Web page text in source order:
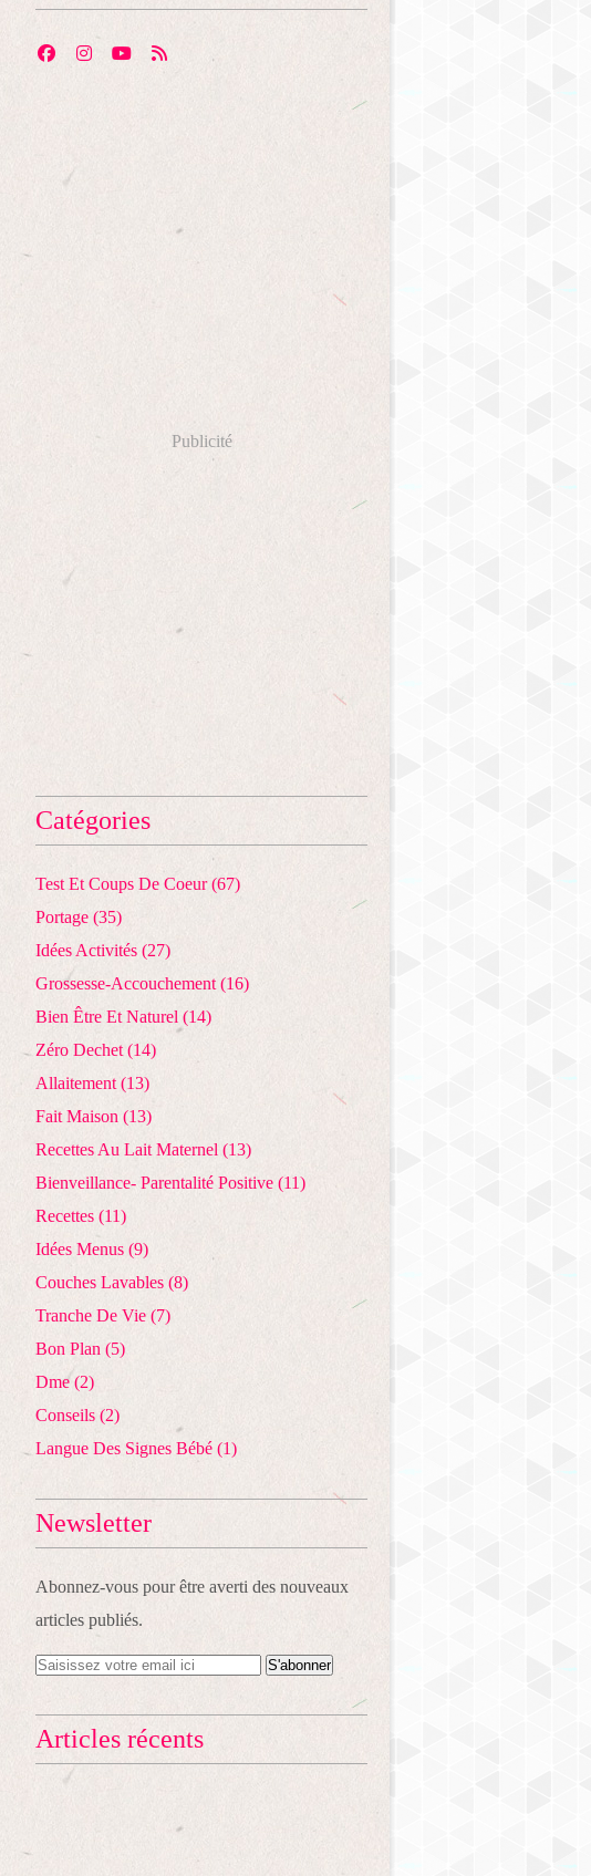
Publicité
Catégories
Test Et Coups De Coeur(67)
Portage (35)
Idées Activités (27)
Grossesse-Accouchement (16)
Bien Être Et Naturel (14)
Zéro Dechet (14)
Allaitement (13)
Fait Maison (13)
Recettes Au Lait Maternel (13)
Bienveillance- Parentalité Positive (11)
Recettes (11)
Idées Menus (9)
Couches Lavables (8)
Tranche De Vie (7)
Bon Plan (5)
Dme (2)
Conseils (2)
Langue Des Signes Bébé (1)
Newsletter
Abonnez-vous pour être averti des nouveaux
articles publiés.
Articles récents